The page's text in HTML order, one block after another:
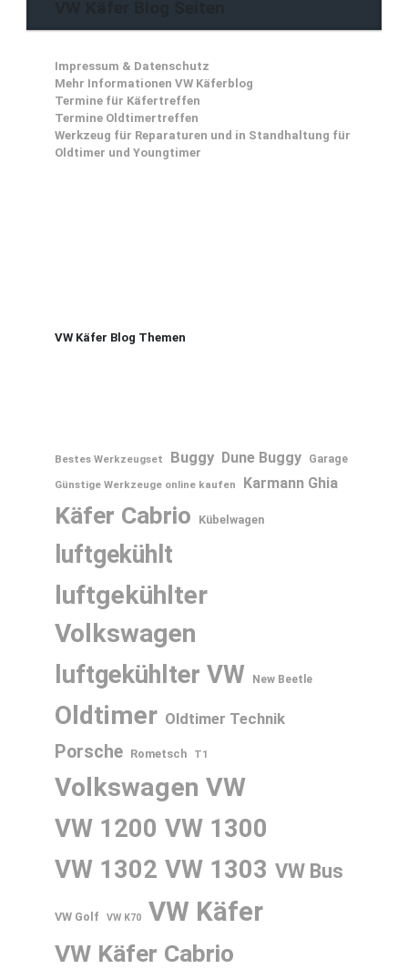
Impressum & Datenschutz
Mehr Informationen VW Käferblog
Termine für Käfertreffen
Termine Oldtimertreffen
Werkzeug für Reparaturen und in Standhaltung für
Oldtimer und Youngtimer
VW Käfer Blog Themen
Bestes Werkzeugset Buggy Dune Buggy
Garage
Günstige Werkzeuge online kaufen
Karmann Ghia
Käfer Cabrio Kübelwagen
luftgekühlt
luftgekühlter
Volkswagen
luftgekühlter VW New Beetle
Oldtimer Oldtimer Technik
Porsche Rometsch T1
Volkswagen VW
VW 1200 VW 1300
VW 1302 VW 1303 VW Bus
VW Golf VW K70 VW Käfer
VW Käfer Cabrio